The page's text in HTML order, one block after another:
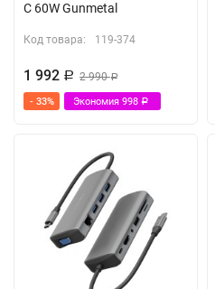
C 60W Gunmetal
Код товара: 119-374
1 992 Р 2 990Р
- 33% Экономия 998 Р